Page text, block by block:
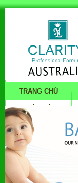
TRANG CHỦ
LIÊN HỆ